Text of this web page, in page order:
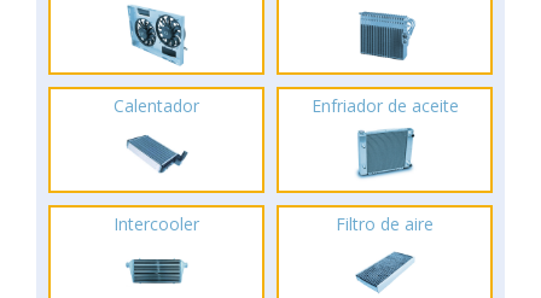
Calentador Enfriador de aceite
Intercooler Filtro de aire